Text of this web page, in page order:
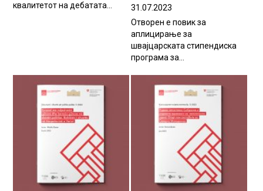
квалитетот на дебатата...
31.07.2023
Отворен е повик за
аплицирање за
швајцарската стипендиска
програма за...